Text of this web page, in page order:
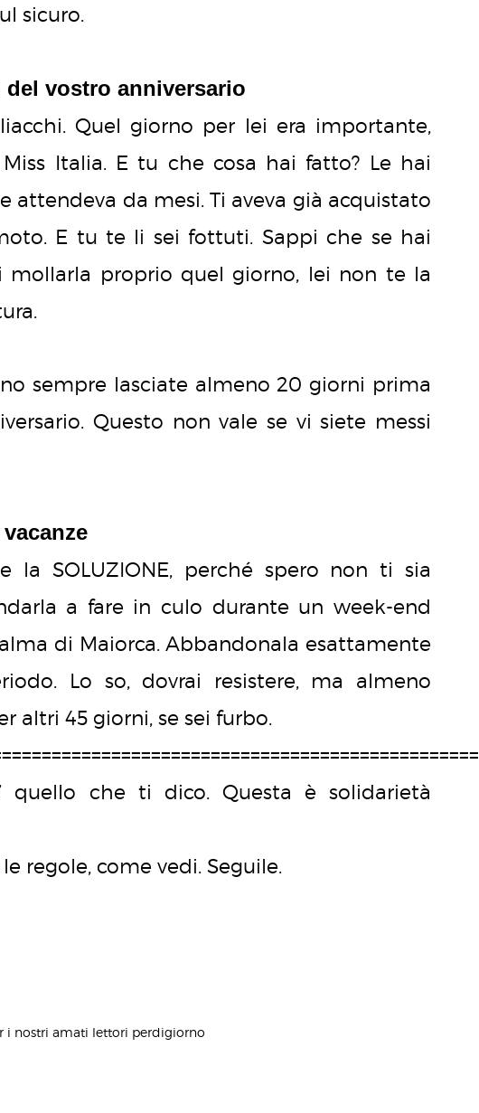
sicuro.
vostro anniversario
Quel giorno per lei era importante,
Italia. E tu che cosa hai fatto? Le hai
attendeva da mesi. Ti aveva già acquistato
E tu te li sei fottuti. Sappi che se hai
proprio quel giorno, lei non te la
sempre lasciate almeno 20 giorni prima
Questo non vale se vi siete messi
SOLUZIONE, perché spero non ti sia
a fare in culo durante un week-end
di Maiorca. Abbandonala esattamente
Lo so, dovrai resistere, ma almeno
altri 45 giorni, se sei furbo.
quello che ti dico. Questa è solidarietà
regole, come vedi. Seguile.
i nostri amati lettori perdigiorno